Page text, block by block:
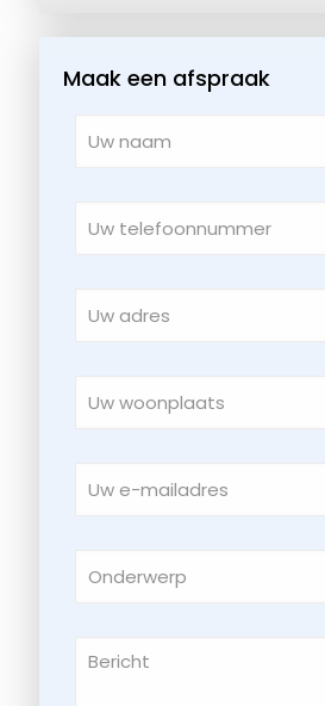
Maak een afspraak